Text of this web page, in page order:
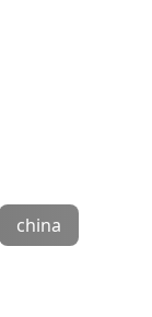
china